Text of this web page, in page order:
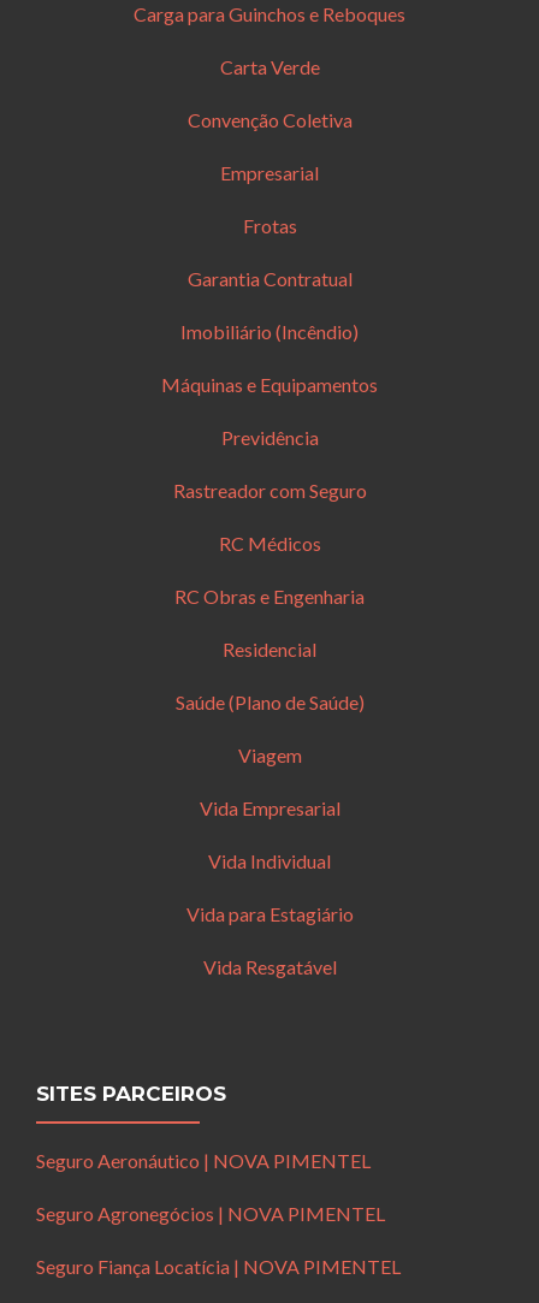
Carga para Guinchos e Reboques
Carta Verde
Convenção Coletiva
Empresarial
Frotas
Garantia Contratual
Imobiliário (Incêndio)
Máquinas e Equipamentos
Previdência
Rastreador com Seguro
RC Médicos
RC Obras e Engenharia
Residencial
Saúde (Plano de Saúde)
Viagem
Vida Empresarial
Vida Individual
Vida para Estagiário
Vida Resgatável
SITES PARCEIROS
Seguro Aeronáutico | NOVA PIMENTEL
Seguro Agronegócios | NOVA PIMENTEL
Seguro Fiança Locatícia | NOVA PIMENTEL